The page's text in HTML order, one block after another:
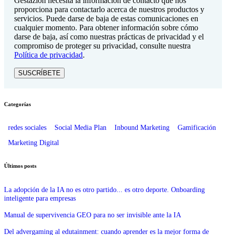
proporciona para contactarlo acerca de nuestros productos y
servicios. Puede darse de baja de estas comunicaciones en
cualquier momento. Para obtener información sobre cómo
darse de baja, así como nuestras prácticas de privacidad y el
compromiso de proteger su privacidad, consulte nuestra
Política de privacidad.
Categorías
redes sociales Social Media Plan Inbound Marketing
Gamificación
Marketing Digital
Últimos posts
La adopción de la IA no es otro partido... es otro deporte. Onboarding
inteligente para empresas
Manual de supervivencia GEO para no ser invisible ante la IA
Del advergaming al edutainment: cuando aprender es la mejor forma de